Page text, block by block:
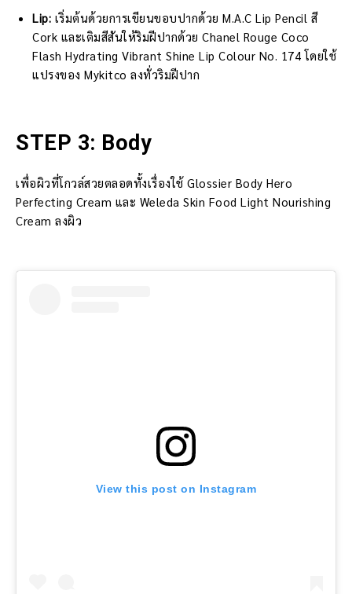
Lip: เริ่มต้นด้วยการเขียนขอบปากด้วย M.A.C Lip Pencil สี
Cork และเติมสีสันให้ริมฝีปากด้วย Chanel Rouge Coco
Flash Hydrating Vibrant Shine Lip Colour No. 174 โดยใช้
แปรงของ Mykitco ลงทั่วริมฝีปาก
STEP 3: Body
เพื่อผิวที่โกวล์สวยตลอดทั้งเรื่องใช้ Glossier Body Hero
Perfecting Cream และ Weleda Skin Food Light Nourishing
Cream ลงผิว
View this post on Instagram